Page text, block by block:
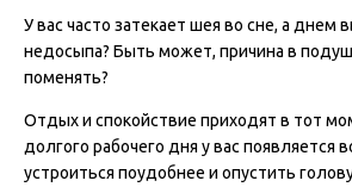
У вас часто затекает шея во сне, а днем
недосыпа? Быть может, причина в
поменять?
Отдых и спокойствие приходят в тот
долгого рабочего дня у вас появляется
устроиться поудобнее и опустить